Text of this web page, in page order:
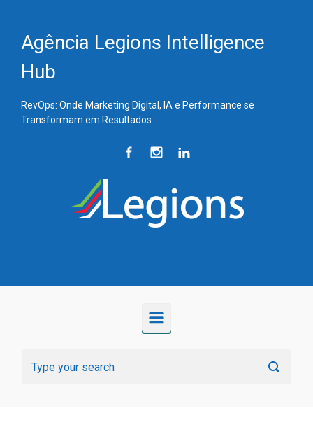
Agência Legions Intelligence
Hub
RevOps: Onde Marketing Digital, IA e Performance se
Transformam em Resultados